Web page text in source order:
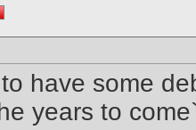
have some
years to